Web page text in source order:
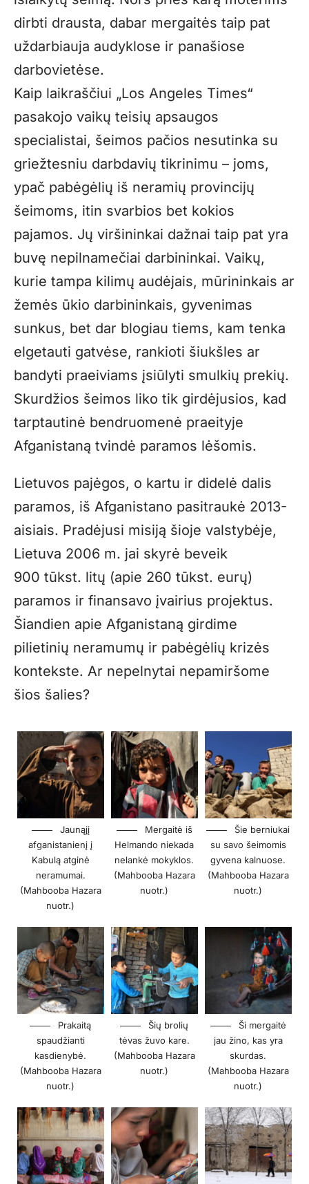
dirbti drausta, dabar mergaitės taip pat
uždarbiauja audyklose ir panašiose
darbovietėse.
Kaip laikraščiui „Los Angeles Times“
pasakojo vaikų teisių apsaugos
specialistai, šeimos pačios nesutinka su
griežtesniu darbdavių tikrinimu – joms,
ypač pabėgėlių iš neramių provincijų
šeimoms, itin svarbios bet kokios
pajamos. Jų viršininkai dažnai taip pat yra
buvę nepilnamečiai darbininkai. Vaikų,
kurie tampa kilimų audėjais, mūrininkais ar
žemės ūkio darbininkais, gyvenimas
sunkus, bet dar blogiau tiems, kam tenka
elgetauti gatvėse, rankioti šiukšles ar
bandyti praeiviams įsiūlyti smulkių prekių.
Skurdžios šeimos liko tik girdėjusios, kad
tarptautinė bendruomenė praeityje
Afganistaną tvindė paramos lėšomis.
Lietuvos pajėgos, o kartu ir didelė dalis
paramos, iš Afganistano pasitraukė 2013-
aisiais. Pradėjusi misiją šioje valstybėje,
Lietuva 2006 m. jai skyrė beveik
900 tūkst. litų (apie 260 tūkst. eurų)
paramos ir finansavo įvairius projektus.
Šiandien apie Afganistaną girdime
pilietinių neramumų ir pabėgėlių krizės
kontekste. Ar nepelnytai nepamiršome
šios šalies?
Jaunąjį
afganistanienį į
Kabulą atginė
neramumai.
(Mahbooba Hazara
nuotr.)
Mergaitė iš
Helmando niekada
nelankė mokyklos.
(Mahbooba Hazara
nuotr.)
Šie berniukai
su savo šeimomis
gyvena kalnuose.
(Mahbooba Hazara
nuotr.)
Prakaitą
spaudžianti
kasdienybė.
(Mahbooba Hazara
nuotr.)
Šių brolių
tėvas žuvo kare.
(Mahbooba Hazara
nuotr.)
Ši mergaitė
jau žino, kas yra
skurdas.
(Mahbooba Hazara
nuotr.)